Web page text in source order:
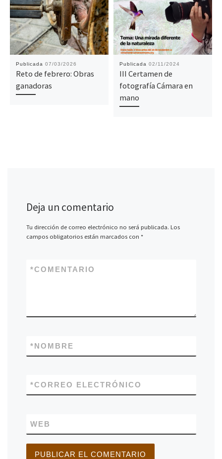
Publicada 07/03/2026
Reto de febrero: Obras
ganadoras
Publicada 02/11/2024
III Certamen de
fotografía Cámara en
mano
Deja un comentario
Tu dirección de correo electrónico no será publicada. Los
campos obligatorios están marcados con *
COMENTARIO
*
NOMBRE
*
CORREO ELECTRÓNICO
*
WEB